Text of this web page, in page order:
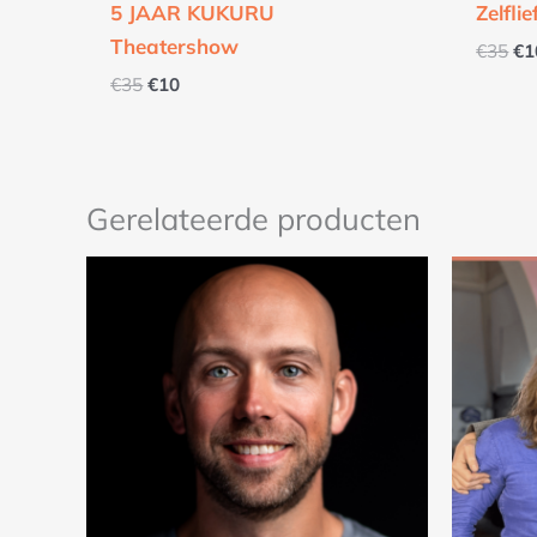
5 JAAR KUKURU
Theatershow
€35 €10
€35 €
Gerelateerde producten